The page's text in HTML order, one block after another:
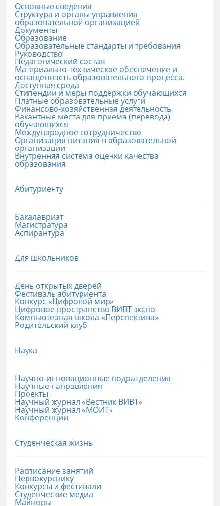
Основные сведения
Структура и органы управления
образовательной организацией
Документы
Образование
Образовательные стандарты и требования
Руководство
Педагогический состав
Материально-техническое обеспечение и
оснащенность образовательного процесса.
Доступная среда
Стипендии и меры поддержки обучающихся
Платные образовательные услуги
Финансово-хозяйственная деятельность
Вакантные места для приема (перевода)
обучающихся
Международное сотрудничество
Организация питания в образовательной
организации
Внутренняя система оценки качества
образования
Абитуриенту
Бакалавриат
Магистратура
Аспирантура
Для школьников
День открытых дверей
Фестиваль абитуриента
Конкурс «Цифровой мир»
Цифровое пространство ВИВТ экспо
Компьютерная школа «Перспектива»
Родительский клуб
Наука
Научно-инновационные подразделения
Научные направления
Проекты
Научный журнал «Вестник ВИВТ»
Научный журнал «МОИТ»
Конференции
Студенческая жизнь
Расписание занятий
Первокурснику
Конкурсы и фестивали
Студенческие медиа
Майноры